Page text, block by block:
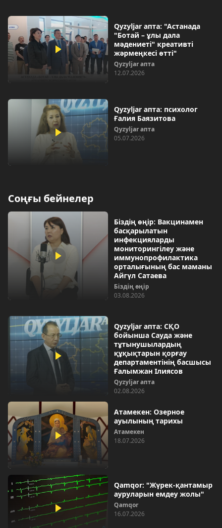
Qyzyljar апта: "Астанада
"Ботай – ұлы дала
мәдениеті" креативті
жәрмеңкесі өтті"
Qyzyljar апта
12.07.2026
Qyzyljar апта: психолог
Ғалия Баязитова
Qyzyljar апта
05.07.2026
Соңғы бейнелер
Біздің өңір: Вакцинамен
басқарылатын
инфекцияларды
мониторингілеу және
иммунопрофилактика
орталығының бас маманы
Айгүл Сатаева
Біздің өңір
03.08.2026
Qyzyljar апта: СҚО
бойынша Сауда және
тұтынушылардың
құқықтарын қорғау
департаментінің басшысы
Ғалымжан Ілиясов
Qyzyljar апта
02.08.2026
Атамекен: Озерное
ауылының тарихы
Атамекен
18.07.2026
Qamqor: "Жүрек-қантамыр
ауруларын емдеу жолы"
Qamqor
16.07.2026